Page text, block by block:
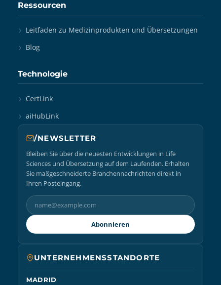
Ressourcen
Leitfaden zu Medizinprodukten und Übersetzungen
Blog
Technologie
CertLink
aiHubLink
/NEWSLETTER
Bleiben Sie über die neuesten Entwicklungen in Life
Sciences und Übersetzung auf dem Laufenden. Erhalten
Sie maßgeschneiderte Branchennachrichten direkt in
Ihren Posteingang.
Abonnieren
UNTERNEHMENSSTANDORTE
MADRID